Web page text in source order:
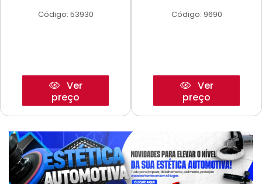
Código: 53930
Ver
preço
Código: 9690
Ver
preço